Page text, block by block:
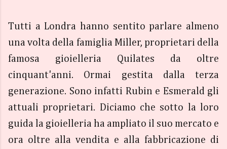
Tutti a Londra hanno sentito parlare almeno
una volta della famiglia Miller, proprietari della
famosa gioielleria Quilates da oltre
cinquant'anni. Ormai gestita dalla terza
generazione. Sono infatti Rubin e Esmerald gli
attuali proprietari. Diciamo che sotto la loro
guida la gioielleria ha ampliato il suo mercato e
ora oltre alla vendita e alla fabbricazione di